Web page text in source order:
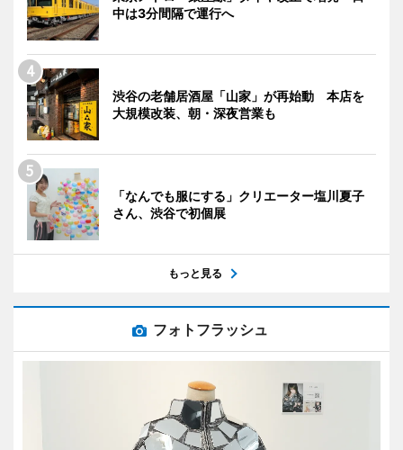
中は3分間隔で運行へ
渋谷の老舗居酒屋「山家」が再始動 本店を
大規模改装、朝・深夜営業も
「なんでも服にする」クリエーター塩川夏子
さん、渋谷で初個展
もっと見る
フォトフラッシュ